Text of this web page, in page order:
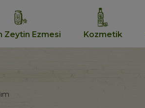
Zeytin Ezmesi Kozmetik